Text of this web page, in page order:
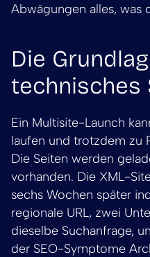
Abwägungen alles, was
Die
technisches
Ein Multisite-Launch
laufen und trotzdem zu
Die Seiten werden
vorhanden. Die XML-
sechs Wochen später
regionale URL, zwei
dieselbe Suchanfrage,
der SEO-Symptome